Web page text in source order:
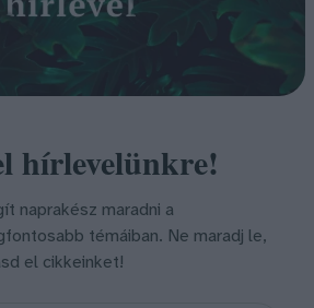
hírlevelünkre!
naprakész maradni a
témáiban. Ne maradj le,
el cikkeinket!